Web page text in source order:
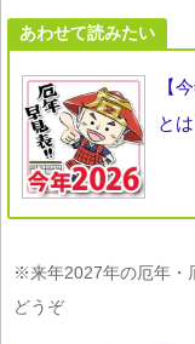
あわせて読みたい
【
と
※来年2027年の厄年・
どうぞ